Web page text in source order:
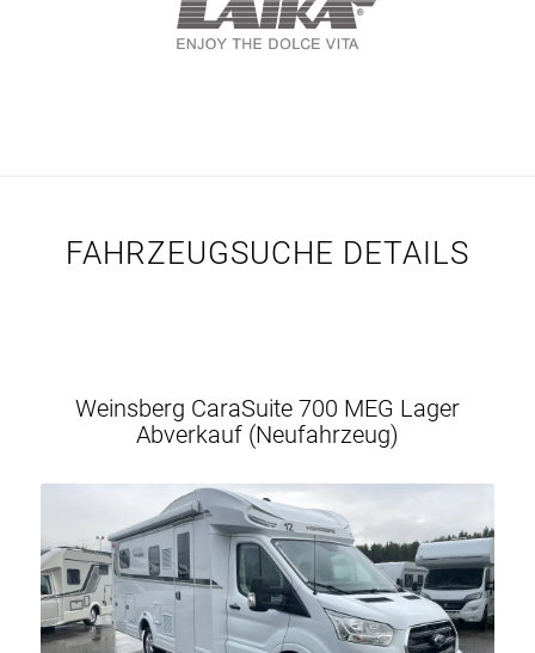
FAHRZEUGSUCHE DETAILS
Weinsberg CaraSuite 700 MEG Lager
Abverkauf (Neufahrzeug)